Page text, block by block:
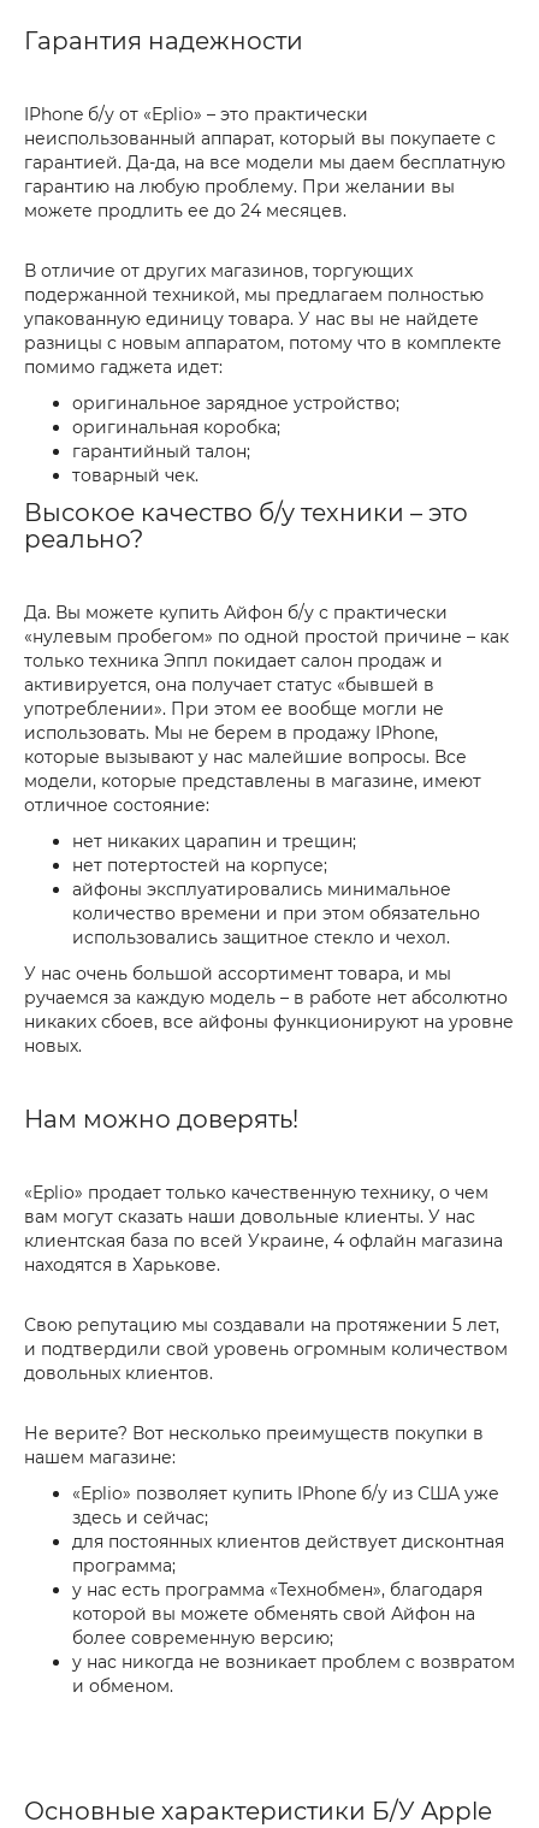
Гарантия надежности
IPhone б/у от «Eplio» – это практически
неиспользованный аппарат, который вы покупаете с
гарантией. Да-да, на все модели мы даем бесплатную
гарантию на любую проблему. При желании вы
можете продлить ее до 24 месяцев.
В отличие от других магазинов, торгующих
подержанной техникой, мы предлагаем полностью
упакованную единицу товара. У нас вы не найдете
разницы с новым аппаратом, потому что в комплекте
помимо гаджета идет:
оригинальное зарядное устройство;
оригинальная коробка;
гарантийный талон;
товарный чек.
Высокое качество б/у техники – это
реально?
Да. Вы можете купить Айфон б/у с практически
«нулевым пробегом» по одной простой причине – как
только техника Эппл покидает салон продаж и
активируется, она получает статус «бывшей в
употреблении». При этом ее вообще могли не
использовать. Мы не берем в продажу IPhone,
которые вызывают у нас малейшие вопросы. Все
модели, которые представлены в магазине, имеют
отличное состояние:
нет никаких царапин и трещин;
нет потертостей на корпусе;
айфоны эксплуатировались минимальное
количество времени и при этом обязательно
использовались защитное стекло и чехол.
У нас очень большой ассортимент товара, и мы
ручаемся за каждую модель – в работе нет абсолютно
никаких сбоев, все айфоны функционируют на уровне
новых.
Нам можно доверять!
«Eplio» продает только качественную технику, о чем
вам могут сказать наши довольные клиенты. У нас
клиентская база по всей Украине, 4 офлайн магазина
находятся в Харькове.
Свою репутацию мы создавали на протяжении 5 лет,
и подтвердили свой уровень огромным количеством
довольных клиентов.
Не верите? Вот несколько преимуществ покупки в
нашем магазине:
«Eplio» позволяет купить IPhone б/у из США уже
здесь и сейчас;
для постоянных клиентов действует дисконтная
программа;
у нас есть программа «Технобмен», благодаря
которой вы можете обменять свой Айфон на
более современную версию;
у нас никогда не возникает проблем с возвратом
и обменом.
Основные характеристики Б/У Apple